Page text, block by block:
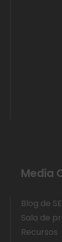
Media
Blog de
Sala de
Recursos